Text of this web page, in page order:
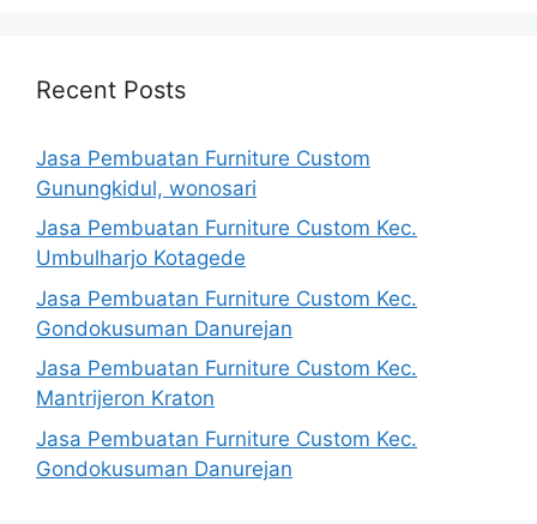
Recent Posts
Jasa Pembuatan Furniture Custom
Gunungkidul, wonosari
Jasa Pembuatan Furniture Custom Kec.
Umbulharjo Kotagede
Jasa Pembuatan Furniture Custom Kec.
Gondokusuman Danurejan
Jasa Pembuatan Furniture Custom Kec.
Mantrijeron Kraton
Jasa Pembuatan Furniture Custom Kec.
Gondokusuman Danurejan